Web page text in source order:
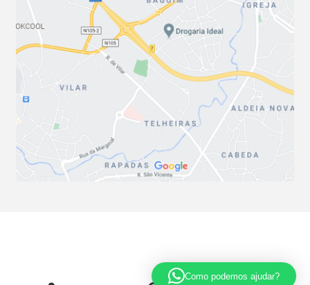
Criado com Storefront e WooCommerce.
Como podemos ajudar?